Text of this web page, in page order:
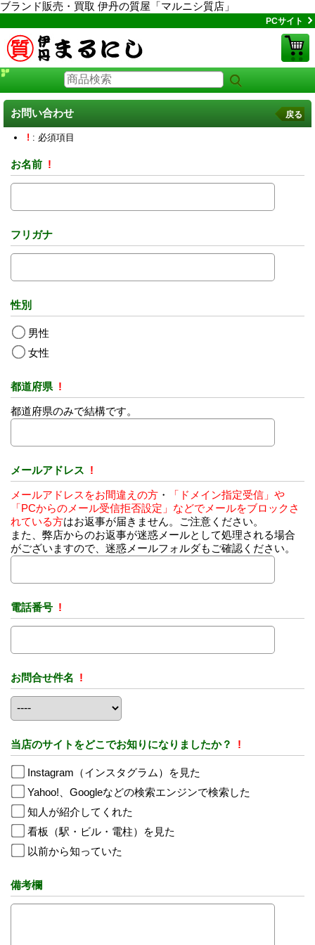
ブランド販売・買取 伊丹の質屋「マルニシ質店」
PCサイト
お問い合わせ 戻る
! : 必須項目
お名前 !
フリガナ
性別
男性
女性
都道府県 !
都道府県のみで結構です。
メールアドレス !
メールアドレスをお間違えの方 ・
「ドメイン指定受信」や
「PCからのメール受信拒否設定」などでメールをブロックさ
れている方はお返事が届きません。ご注意ください。
また、弊店からのお返事が迷惑メールとして処理される場合
がございますので、迷惑メールフォルダもご確認ください。
電話番号 !
お問合せ件名 !
当店のサイトをどこでお知りになりましたか？ !
Instagram（インスタグラム）を見た
Yahoo!、Googleなどの検索エンジンで検索した
知人が紹介してくれた
看板（駅・ビル・電柱）を見た
以前から知っていた
備考欄